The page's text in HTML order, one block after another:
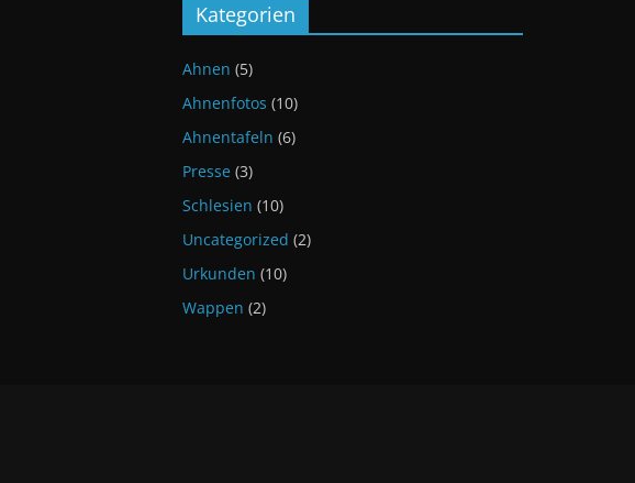
Kategorien
Ahnen (5)
Ahnenfotos (10)
Ahnentafeln (6)
Presse (3)
Schlesien (10)
Uncategorized (2)
Urkunden (10)
Wappen (2)